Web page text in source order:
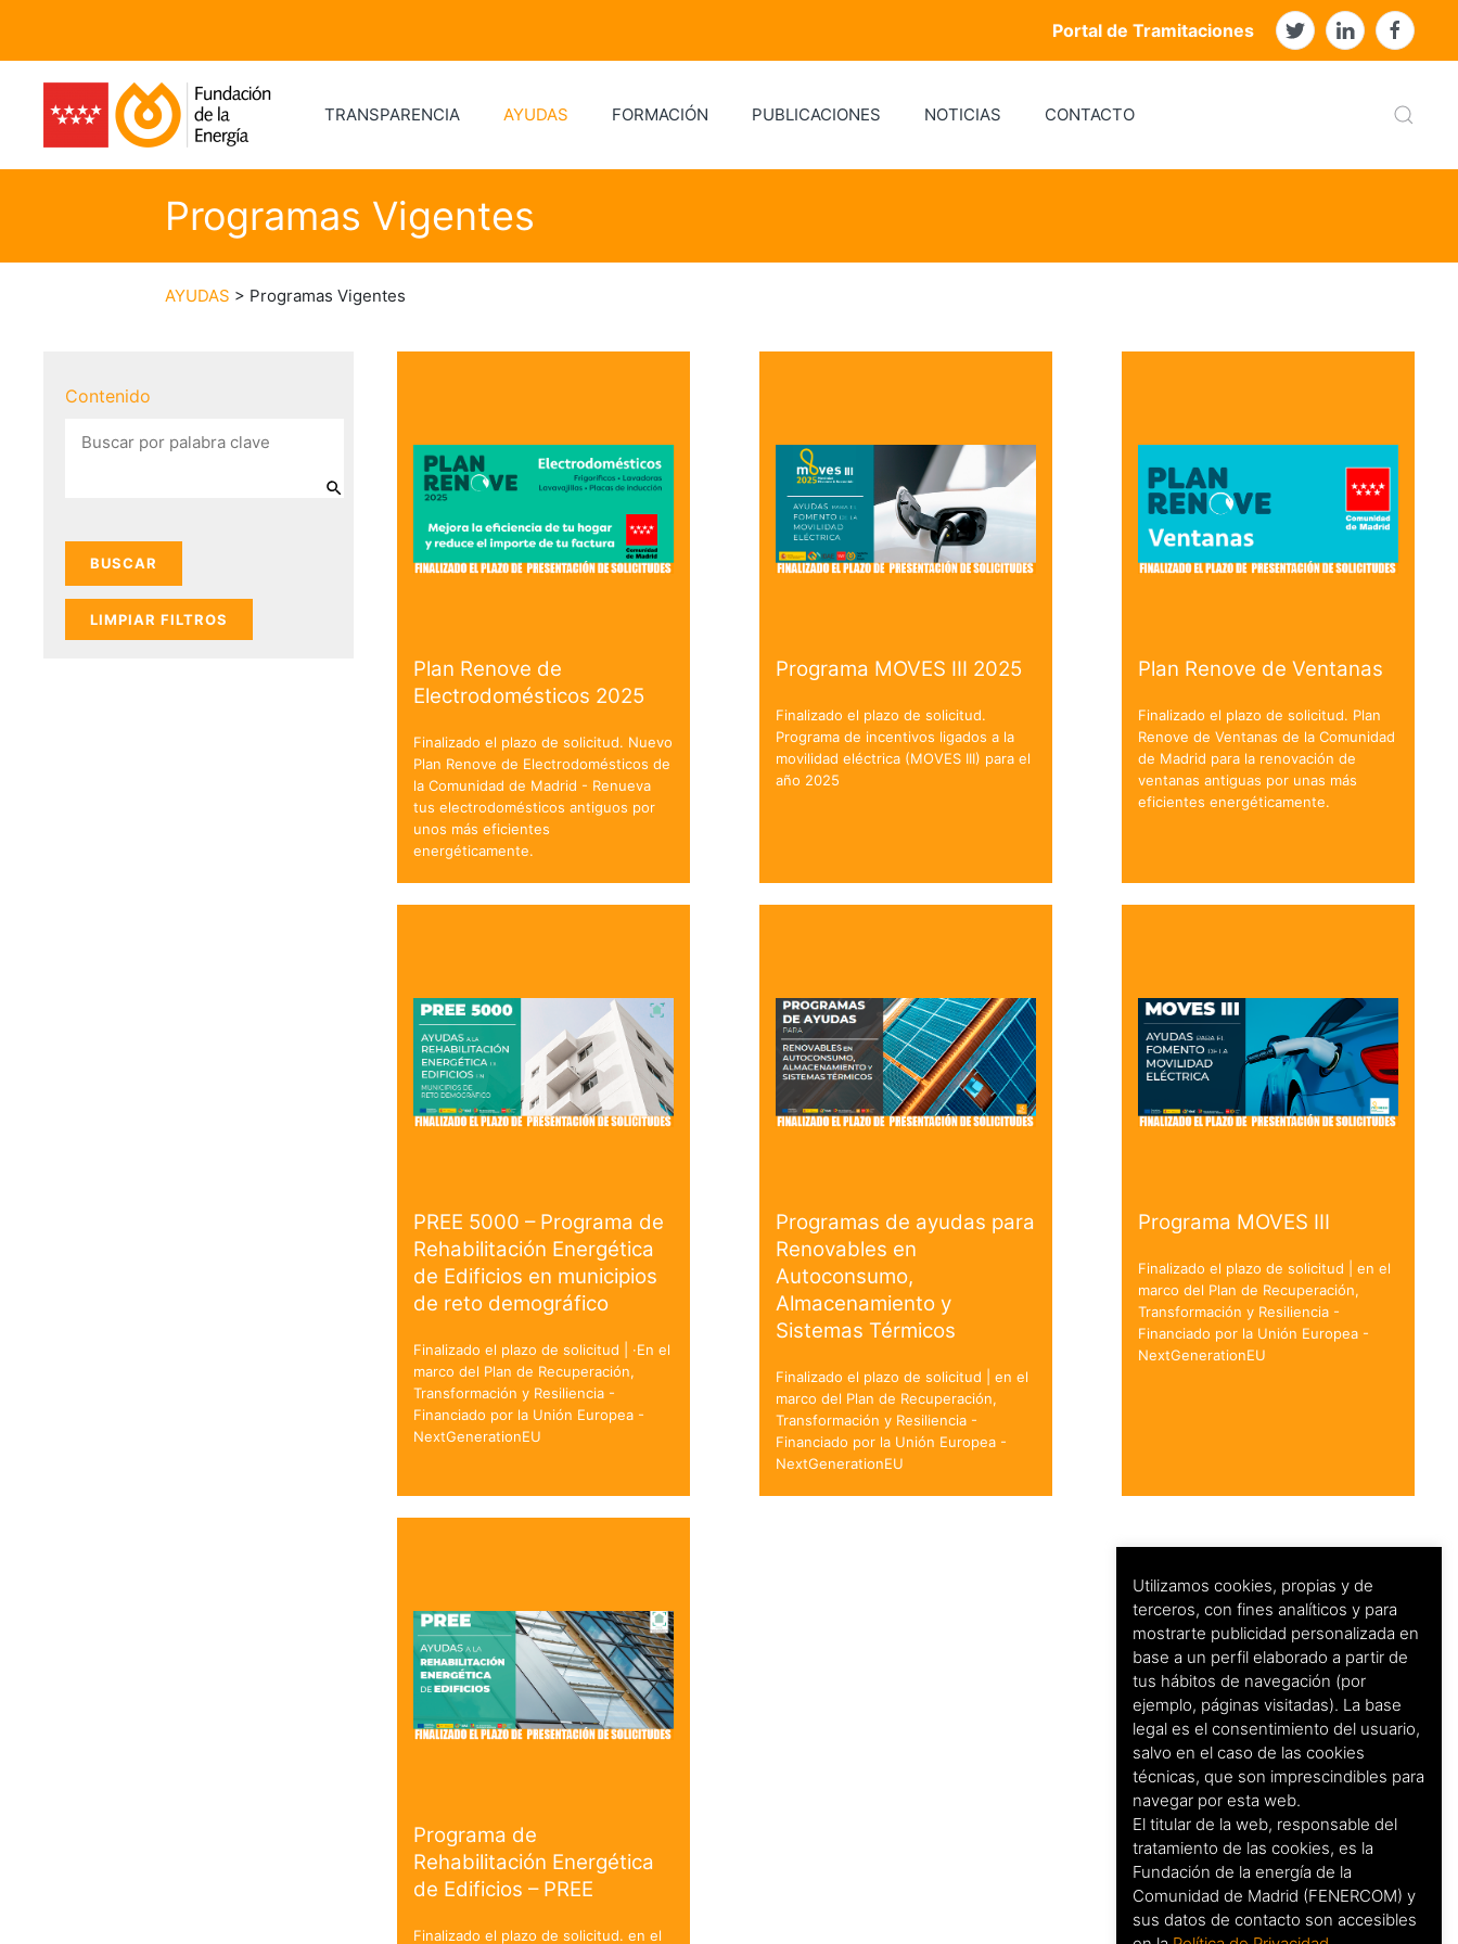
Portal de Tramitaciones
TRANSPARENCIA AYUDAS FORMACIÓN PUBLICACIONES NOTICIAS CONTACTO
Programas Vigentes
AYUDAS > Programas Vigentes
Contenido
LIMPIAR FILTROS
Plan Renove de
Electrodomésticos 2025
Finalizado el plazo de solicitud. Nuevo
Plan Renove de Electrodomésticos de
la Comunidad de Madrid - Renueva
tus electrodomésticos antiguos por
unos más eficientes
energéticamente.
Programa MOVES III 2025
Finalizado el plazo de solicitud.
Programa de incentivos ligados a la
movilidad eléctrica (MOVES III) para el
año 2025
Plan Renove de Ventanas
Finalizado el plazo de solicitud. Plan
Renove de Ventanas de la Comunidad
de Madrid para la renovación de
ventanas antiguas por unas más
eficientes energéticamente.
PREE 5000 – Programa de
Rehabilitación Energética
de Edificios en municipios
de reto demográfico
Finalizado el plazo de solicitud | ·En el
marco del Plan de Recuperación,
Transformación y Resiliencia -
Financiado por la Unión Europea -
NextGenerationEU
Programas de ayudas para
Renovables en
Autoconsumo,
Almacenamiento y
Sistemas Térmicos
Finalizado el plazo de solicitud | en el
marco del Plan de Recuperación,
Transformación y Resiliencia -
Financiado por la Unión Europea -
NextGenerationEU
Programa MOVES III
Finalizado el plazo de solicitud | en el
marco del Plan de Recuperación,
Transformación y Resiliencia -
Financiado por la Unión Europea -
NextGenerationEU
Programa de
Rehabilitación Energética
de Edificios – PREE
Finalizado el plazo de solicitud. en el
Utilizamos cookies, propias y de
terceros, con fines analíticos y para
mostrarte publicidad personalizada en
base a un perfil elaborado a partir de
tus hábitos de navegación (por
ejemplo, páginas visitadas). La base
legal es el consentimiento del usuario,
salvo en el caso de las cookies
técnicas, que son imprescindibles para
navegar por esta web.
El titular de la web, responsable del
tratamiento de las cookies, es la
Fundación de la energía de la
Comunidad de Madrid (FENERCOM) y
sus datos de contacto son accesibles